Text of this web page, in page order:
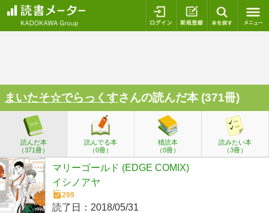
ログイン 新規登録
まいたそ☆でらっくすさんの読んだ本 (371冊)
読んだ本
（371冊）
読んでる本
（0冊）
積読本
（0冊）
読みたい本
（3冊）
マリーゴールド (EDGE COMIX)
イシノアヤ
299
読了日： 2018/05/31